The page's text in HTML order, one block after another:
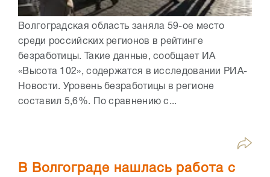
Волгоградская область заняла 59-ое место
среди российских регионов в рейтинге
безработицы. Такие данные, сообщает ИА
«Высота 102», содержатся в исследовании РИА-
Новости. Уровень безработицы в регионе
составил 5,6%. По сравнению с...
В Волгограде нашлась работа с